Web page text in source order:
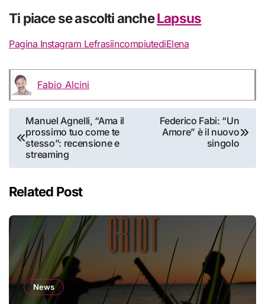
Ti piace se ascolti ancheLapsus
Pagina Instagram LefrasiincompiutediElena
Fabio Alcini
Navigazione
articoli
Manuel Agnelli, “Ama il
prossimo tuo come te
stesso”: recensione e
streaming
Federico Fabi: “Un
Amore” è il nuovo
singolo
Related Post
News